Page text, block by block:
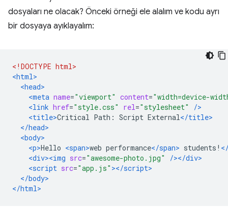
dosyaları ne olacak? Önceki örneği ele alalım ve kodu ayrı
bir dosyaya ayıklayalım:
<!DOCTYPE html>
<html>
<head>
<meta name="viewport" content="width=device-
<link href="style.css" rel="stylesheet"
/>
<title>Critical Path: Script External</title>
</head>
<body>
<p>Hello <span>web performance</span> students!
<div><img src="awesome-photo.jpg"
/></div>
<script src="app.js" ></script>
</body>
</html>